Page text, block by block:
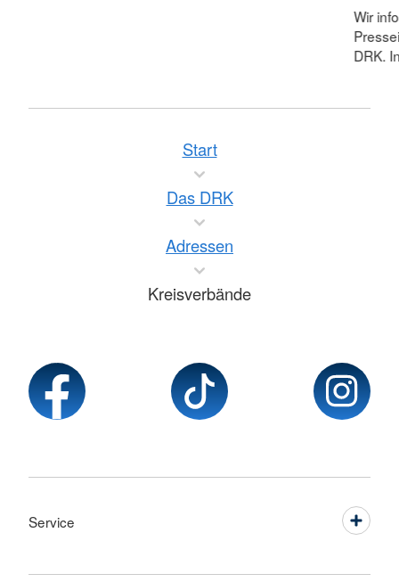
Wir
DRK.
Start
Das DRK
Adressen
Kreisverbände
Service